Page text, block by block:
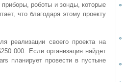
роботы и зонды, которые
что благодаря этому проекту
реализации своего проекта на
000. Если организация найдет
планирует провести в пустыне